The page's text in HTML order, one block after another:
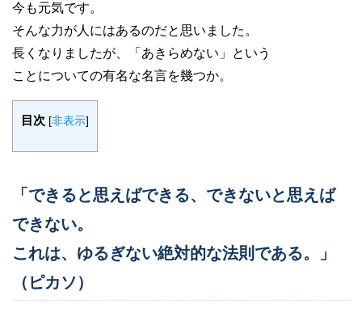
今も元気です。
そんな力が人にはあるのだと思いました。
長くなりましたが、「あきらめない」という
ことについての有名な名言を幾つか。
目次 [非表示]
「できると思えばできる、できないと思えば
できない。
これは、ゆるぎない絶対的な法則である。」
（ピカソ）